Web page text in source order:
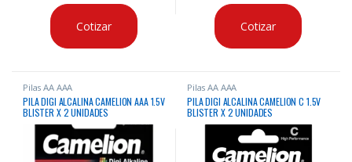
Cotizar Cotizar
Pilas AA AAA
PILA DIGI ALCALINA CAMELION AAA 1.5V
BLISTER X 2 UNIDADES
Pilas AA AAA
PILA DIGI ALCALINA CAMELION C 1.5V
BLISTER X 2 UNIDADES